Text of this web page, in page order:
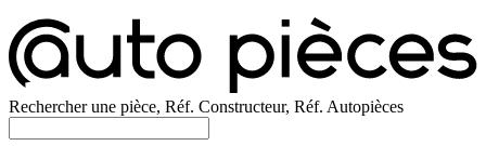
Rechercher une pièce, Réf. Constructeur, Réf. Autopièces